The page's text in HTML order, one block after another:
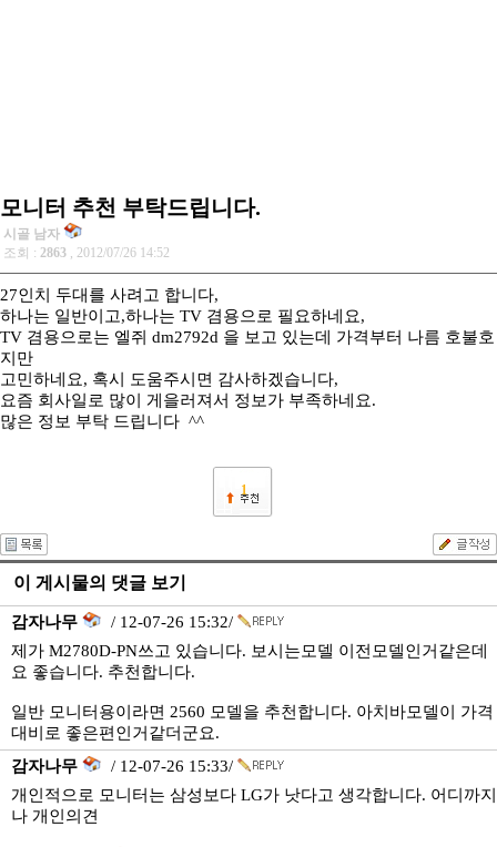
모니터 추천 부탁드립니다.
시골 남자
조회 : 2863 , 2012/07/26 14:52
27인치 두대를 사려고 합니다,
하나는 일반이고,하나는 TV 겸용으로 필요하네요,
TV 겸용으로는 엘쥐 dm2792d 을 보고 있는데 가격부터 나름 호불호
지만
고민하네요, 혹시 도움주시면 감사하겠습니다,
요즘 회사일로 많이 게을러져서 정보가 부족하네요.
많은 정보 부탁 드립니다 ^^
1
이 게시물의 댓글 보기
감자나무
/ 12-07-26 15:32/
제가 M2780D-PN쓰고 있습니다. 보시는모델 이전모델인거같은데
요 좋습니다. 추천합니다.
일반 모니터용이라면 2560 모델을 추천합니다. 아치바모델이 가격
대비로 좋은편인거같더군요.
감자나무
/ 12-07-26 15:33/
개인적으로 모니터는 삼성보다 LG가 낫다고 생각합니다. 어디까지
나 개인의견